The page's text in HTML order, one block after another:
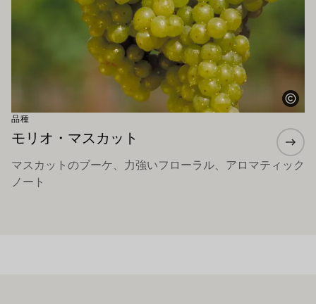
品種
モリオ・マスカット
マスカットのブーケ、力強いフローラル、アロマティック
ノート